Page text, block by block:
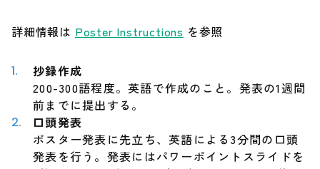
調達情報
English
詳細情報は Poster Instructions を参照
抄録作成
200-300語程度。英語で作成のこと。発表の1週間
前までに提出する。
口頭発表
ポスター発表に先立ち、英語による3分間の口頭
発表を行う。発表にはパワーポイントスライドを